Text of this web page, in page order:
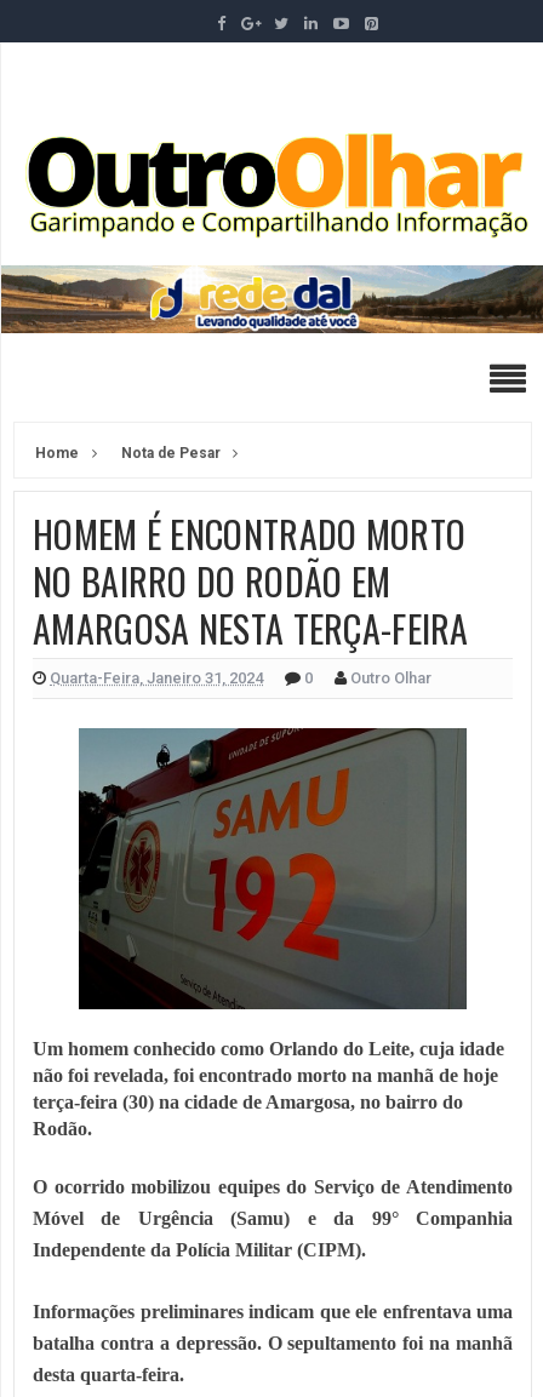
Home Nota de Pesar
HOMEM É ENCONTRADO MORTO
NO BAIRRO DO RODÃO EM
AMARGOSA NESTA TERÇA-FEIRA
Quarta-Feira, Janeiro 31, 2024 0 Outro Olhar
Um homem conhecido como Orlando do Leite, cuja idade
não foi revelada, foi encontrado morto na manhã de hoje
terça-feira (30) na cidade de Amargosa, no bairro do
Rodão.
O ocorrido mobilizou equipes do Serviço de Atendimento
Móvel de Urgência (Samu) e da 99° Companhia
Independente da Polícia Militar (CIPM).
Informações preliminares indicam que ele enfrentava uma
batalha contra a depressão. O sepultamento foi na manhã
desta quarta-feira.